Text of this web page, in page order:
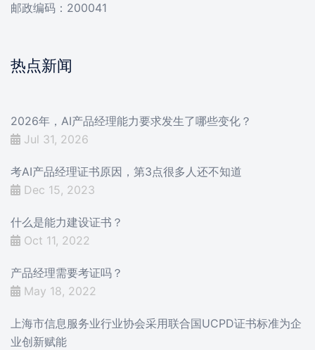
邮政编码：200041
热点新闻
2026年，AI产品经理能力要求发生了哪些变化？
Jul 31, 2026
考AI产品经理证书原因，第3点很多人还不知道
Dec 15, 2023
什么是能力建设证书？
Oct 11, 2022
产品经理需要考证吗？
May 18, 2022
上海市信息服务业行业协会采用联合国UCPD证书标准为企
业创新赋能